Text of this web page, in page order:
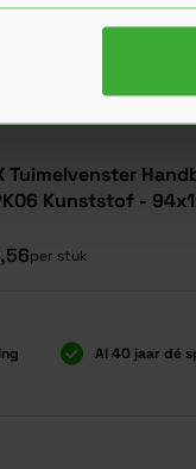
Tuimelvenster
Kunststof -
per stuk
Al 40 jaar dé